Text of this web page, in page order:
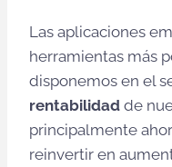
Las aplicaciones
herramientas más
disponemos en el
rentabilidad de
principalmente
reinvertir en